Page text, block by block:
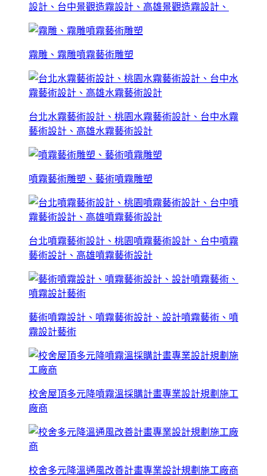
設計、台中景觀造霧設計、高雄景觀造霧設計、
霧雕、霧雕噴霧藝術雕塑
台北水霧藝術設計、桃園水霧藝術設計、台中水霧
藝術設計、高雄水霧藝術設計
噴霧藝術雕塑、藝術噴霧雕塑
台北噴霧藝術設計、桃園噴霧藝術設計、台中噴霧
藝術設計、高雄噴霧藝術設計
藝術噴霧設計、噴霧藝術設計、設計噴霧藝術、噴
霧設計藝術
校舍屋頂多元降噴霧溫採購計畫專業設計規劃施工
廠商
校舍多元降溫通風改善計畫專業設計規劃施工廠商